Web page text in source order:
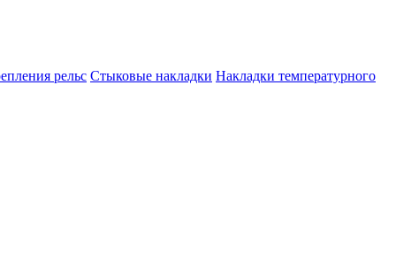
рельс Стыковые накладки Накладки температурного